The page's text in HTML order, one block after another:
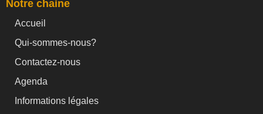
Notre chaine
Accueil
Qui-sommes-nous?
Contactez-nous
Agenda
Informations légales